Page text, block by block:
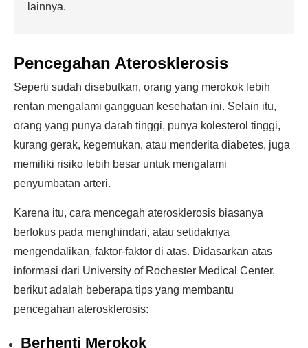
lainnya.
Pencegahan Aterosklerosis
Seperti sudah disebutkan, orang yang merokok lebih
rentan mengalami gangguan kesehatan ini. Selain itu,
orang yang punya darah tinggi, punya kolesterol tinggi,
kurang gerak, kegemukan, atau menderita diabetes, juga
memiliki risiko lebih besar untuk mengalami
penyumbatan arteri.
Karena itu, cara mencegah aterosklerosis biasanya
berfokus pada menghindari, atau setidaknya
mengendalikan, faktor-faktor di atas. Didasarkan atas
informasi dari University of Rochester Medical Center,
berikut adalah beberapa tips yang membantu
pencegahan aterosklerosis:
Berhenti Merokok